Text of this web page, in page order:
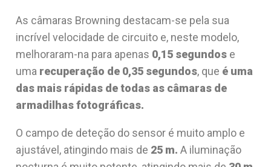
As câmaras Browning destacam-se pela sua
incrível velocidade de circuito e, neste modelo,
melhoraram-na para apenas 0,15 segundos e
uma recuperação de 0,35 segundos, que é uma
das mais rápidas de todas as câmaras de
armadilhas fotográficas.
O campo de deteção do sensor é muito amplo e
ajustável, atingindo mais de 25 m. A iluminação